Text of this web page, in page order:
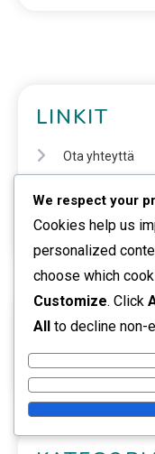
LINKIT
Ota yhteyttä
Tietoja
Selaa
HAKU
We respect your
Cookies help us
personalized
choose which
Customize. Click
All to decline non-